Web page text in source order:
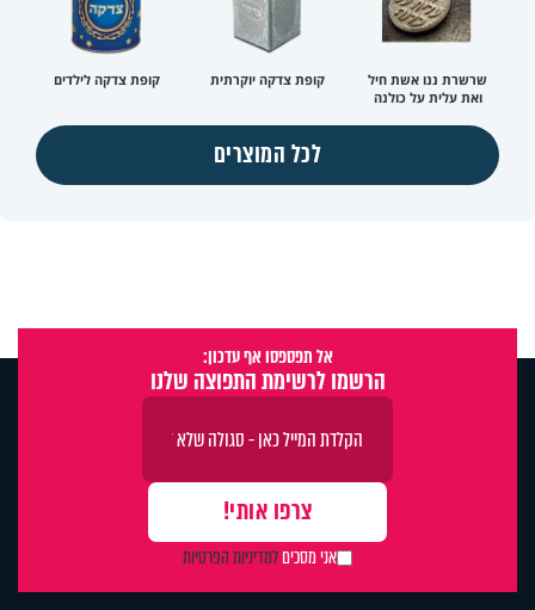
שרשרת ננו אשת חיל
ואת עלית על כולנה
קופת צדקה יוקרתית קופת צדקה לילדים
לכל המוצרים
אל תפספסו אף עדכון:
הרשמו לרשימת התפוצה שלנו
אני מסכיםלמדיניות הפרטיות